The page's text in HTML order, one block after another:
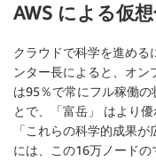
AWS による仮
クラウドで科学を進める
ンター長によると、オ
は95％で常にフル稼働の
とで、「富岳」 はより
「これらの科学的成果
には、この16万ノード